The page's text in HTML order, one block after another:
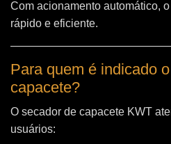
Com acionamento automático,
rápido e eficiente.
Para quem é indicado
capacete?
O secador de capacete KWT
usuários: